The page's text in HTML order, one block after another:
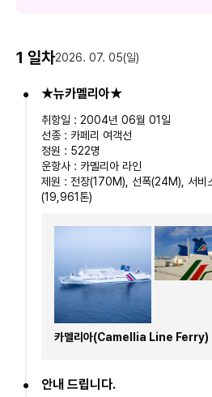
한정
- 선내에서 먹는 특별한 조식 (미역국 정식)
- 일본에 맞는 전압 변경 110v 어댑터 1객실
- 게르마늄 수액시트 (발파스) 1인당 1개 제
포함사항
1. 부산 ↔하카타 왕복 선박요금(부두세/
일정표 상 표기된 호텔 숙박료
- 뉴카멜리아호(다인실 기준) 1박
- 호텔(2인실~4인실) 1박
3. 일정표 상 표기된 식사 및 관광지 입장료
조식(2회) :2일차 조식(선내 미역국 정
1 일차2026. 07. 05(일)
★뉴카멜리아★
취항일 : 2004년 06월 01일
선종 : 카페리 여객선
정원 : 522명
운항사 : 카멜리아 라인
제원 : 전장(170M), 선폭(24M), 서비
(19,961톤)
카멜리아(Camellia Line Ferry)
안내 드립니다.